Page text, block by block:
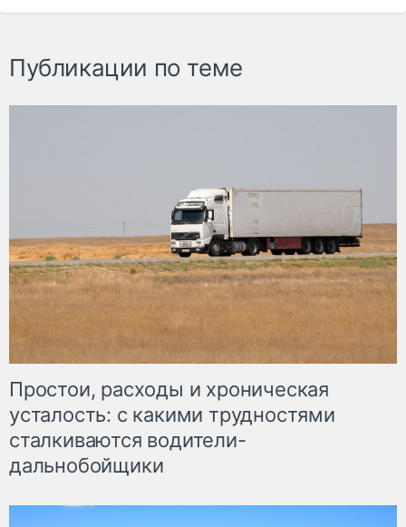
Публикации по теме
Простои, расходы и хроническая
усталость: с какими трудностями
сталкиваются водители-
дальнобойщики